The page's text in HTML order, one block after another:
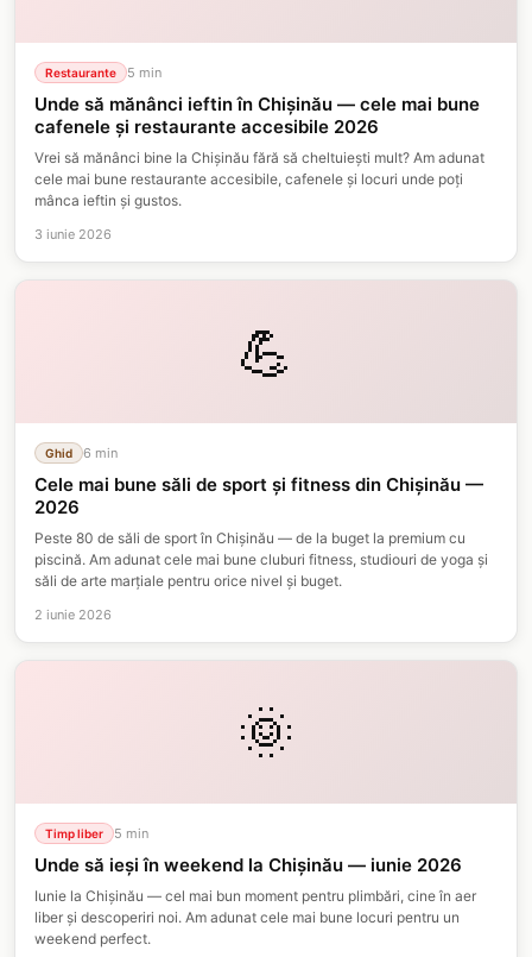
Restaurante 5 min
Unde să mănânci ieftin în Chișinău — cele mai bune
cafenele și restaurante accesibile 2026
Vrei să mănânci bine la Chișinău fără să cheltuiești mult? Am adunat
cele mai bune restaurante accesibile, cafenele și locuri unde poți
mânca ieftin și gustos.
3 iunie 2026
💪
Ghid 6 min
Cele mai bune săli de sport și fitness din Chișinău —
2026
Peste 80 de săli de sport în Chișinău — de la buget la premium cu
piscină. Am adunat cele mai bune cluburi fitness, studiouri de yoga și
săli de arte marțiale pentru orice nivel și buget.
2 iunie 2026
🌞
Timp liber 5 min
Unde să ieși în weekend la Chișinău — iunie 2026
Iunie la Chișinău — cel mai bun moment pentru plimbări, cine în aer
liber și descoperiri noi. Am adunat cele mai bune locuri pentru un
weekend perfect.